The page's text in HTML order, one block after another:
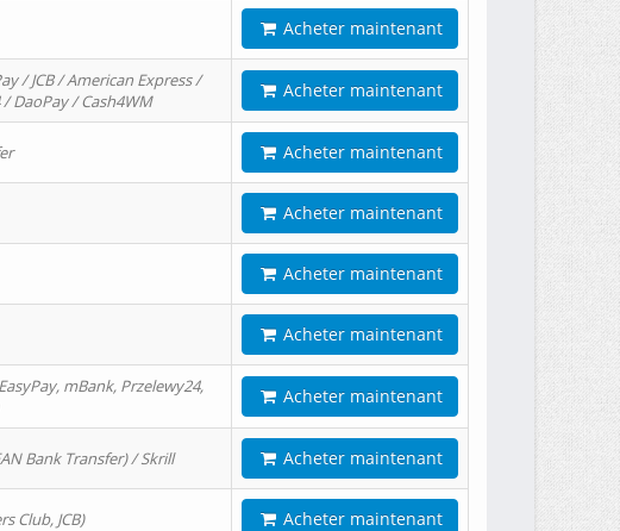
Acheter maintenant
/ JCB / American Express /
DaoPay / Cash4WM
Acheter maintenant
Acheter maintenant
Acheter maintenant
Acheter maintenant
Acheter maintenant
mBank, Przelewy24,
Acheter maintenant
Bank Transfer) / Skrill Acheter maintenant
Club, JCB) Acheter maintenant